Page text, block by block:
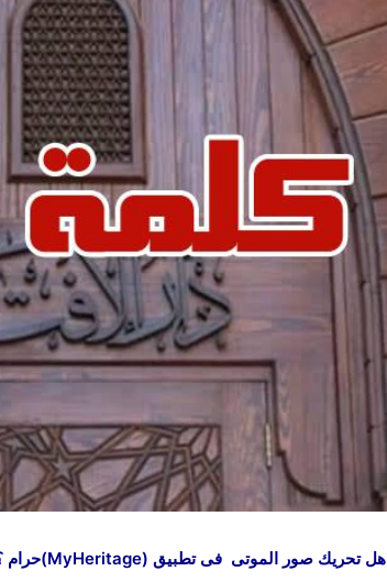
هل تحريك صور الموتى فى تطبيق (MyHeritage)حرام ؟.. الإفتاء تحسم الجدل رسميا